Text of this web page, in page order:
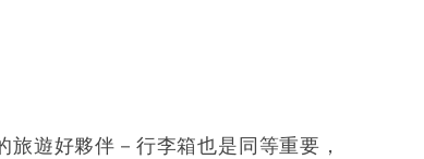
遊好夥伴－行李箱也是同等重要，